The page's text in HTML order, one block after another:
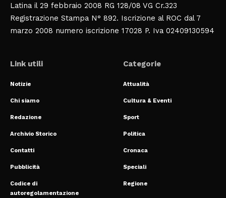
Latina il 29 febbraio 2008 RG 128/08 VG Cr.323
Registrazione Stampa N° 892. Iscrizione al ROC dal 7
marzo 2008 numero iscrizione 17028 P. Iva 02409130594
Link utili
Notizie
Chi siamo
Redazione
Archivio Storico
Contatti
Pubblicità
Codice di
autoregolamentazione
Categorie
Attualità
Cultura & Eventi
Sport
Politica
Cronaca
Speciali
Regione